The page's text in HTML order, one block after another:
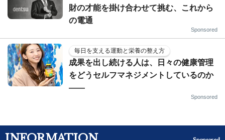
財の才能を掛け合わせて挑む、これから
の電通
Sponsored
毎日を支える運動と栄養の整え方
成果を出し続ける人は、日々の健康管理
をどうセルフマネジメントしているのか
——
Sponsored